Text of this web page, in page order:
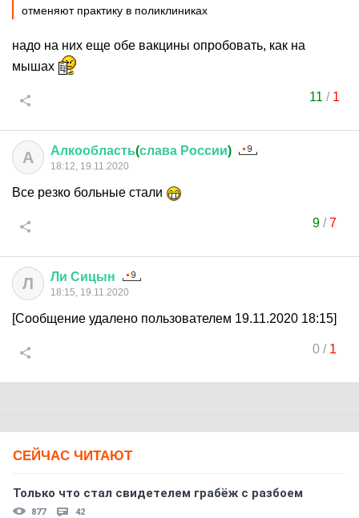
отменяют практику в поликлиниках
надо на них еще обе вакцины опробовать, как на
мышах
11 / 1
А Алкообласть(слава России)
18:12, 19.11.2020
Все резко больные стали
9/7
Л Ли Сицын
18:15, 19.11.2020
[Сообщение удалено пользователем 19.11.2020 18:15]
0/ 1
СЕЙЧАС ЧИТАЮТ
Только что стал свидетелем грабёж с разбоем
877 42